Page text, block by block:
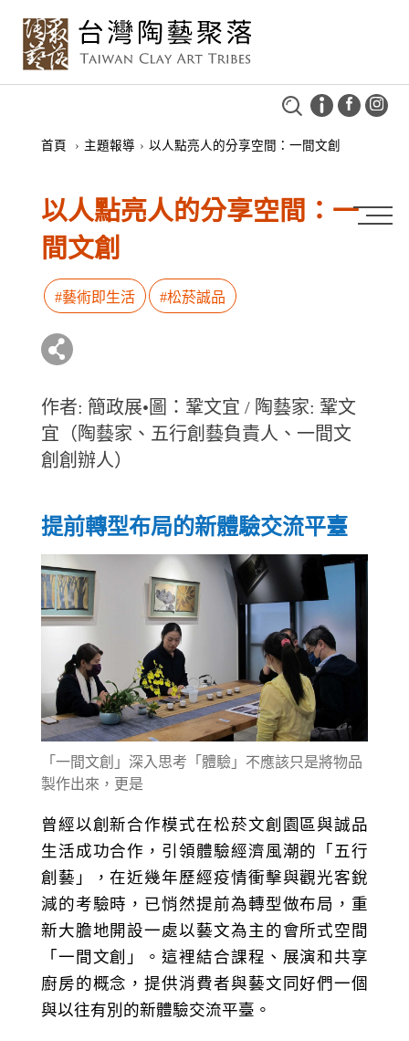
首頁 › 主題報導 › 以人點亮人的分享空間：一間文創
以人點亮人的分享空間：一
間文創
#藝術即生活 #松菸誠品
作者: 簡政展•圖：鞏文宜 / 陶藝家: 鞏文
宜（陶藝家、五行創藝負責人、一間文
創創辦人）
提前轉型布局的新體驗交流平臺
「一間文創」深入思考「體驗」不應該只是將物品
製作出來，更是
曾經以創新合作模式在松菸文創園區與誠品
生活成功合作，引領體驗經濟風潮的「五行
創藝」，在近幾年歷經疫情衝擊與觀光客銳
減的考驗時，已悄然提前為轉型做布局，重
新大膽地開設一處以藝文為主的會所式空間
「一間文創」。這裡結合課程、展演和共享
廚房的概念，提供消費者與藝文同好們一個
與以往有別的新體驗交流平臺。